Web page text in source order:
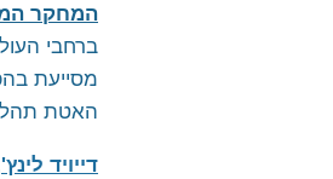
המחקר
ברחבי
מסייעת
האטת
דייויד לינץ'